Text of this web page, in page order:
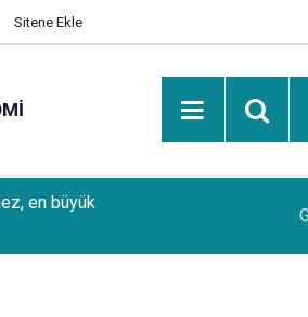
Sitene Ekle
taşınmadan
Oto